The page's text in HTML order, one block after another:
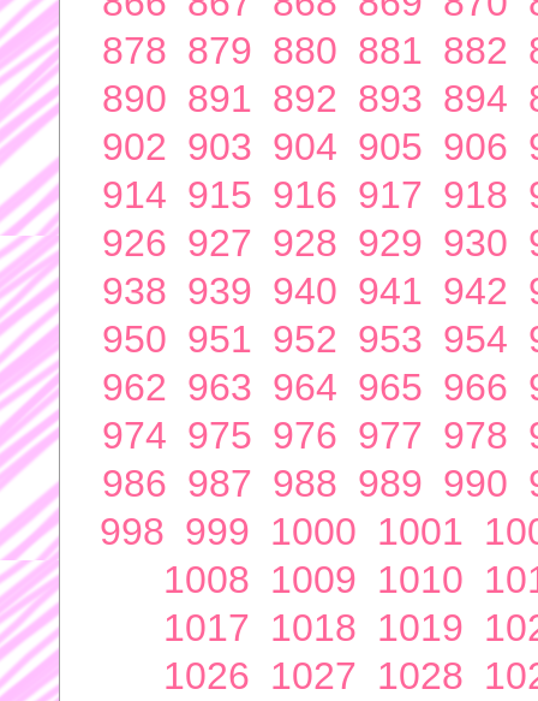
878 879 880 881 882
890 891 892 893 894
902 903 904 905 906
914 915 916 917 918
926 927 928 929 930
938 939 940 941 942
950 951 952 953 954
962 963 964 965 966
974 975 976 977 978
986 987 988 989 990
998 999 1000 1001
1008 1009 1010
1017 1018 1019
1026 1027 1028